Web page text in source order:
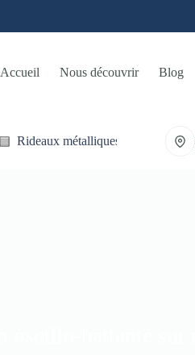
Accueil Nous découvrir Blog
Rideaux métalliques